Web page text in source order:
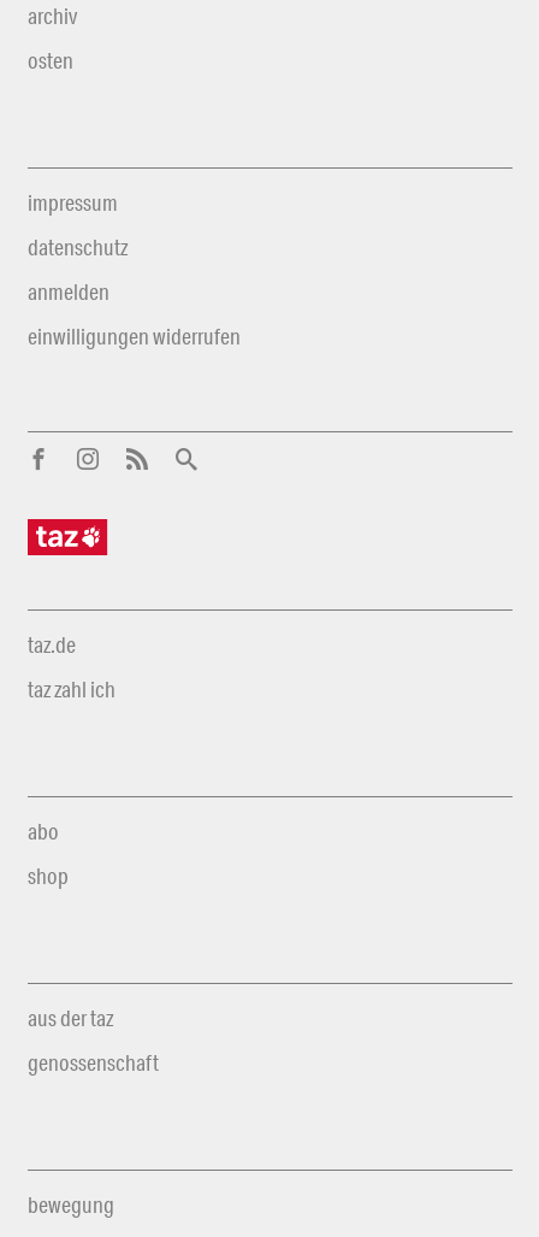
archiv
osten
impressum
datenschutz
anmelden
einwilligungen widerrufen
taz.de
taz zahl ich
abo
shop
aus der taz
genossenschaft
bewegung